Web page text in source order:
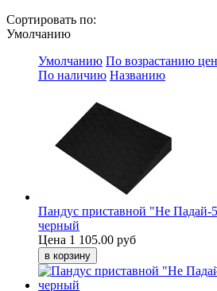
Сортировать по:
Умолчанию
Умолчанию По возрастанию
По наличию Названию
Пандус приставной "Не
черный
Цена 1 105.00 руб